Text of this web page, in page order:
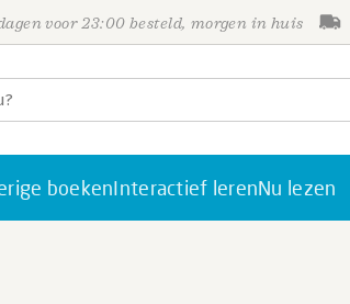
voor 23:00 besteld, morgen in huis
boekenInteractief lerenNu lezen